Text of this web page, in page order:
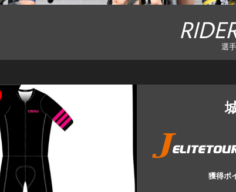
選
獲得ポ